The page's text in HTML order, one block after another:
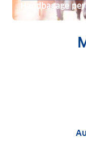
Handbagage